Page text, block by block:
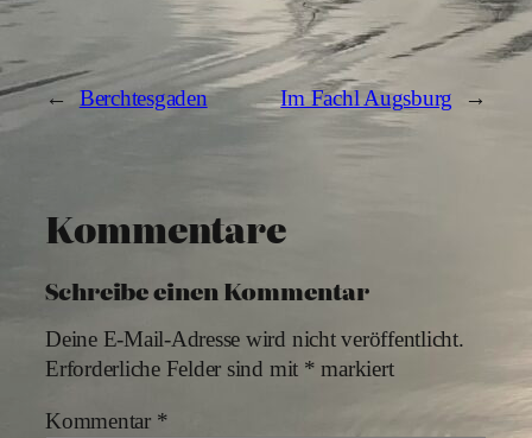
← Berchtesgaden Im Fachl Augsburg →
Kommentare
Schreibe einen Kommentar
Deine E-Mail-Adresse wird nicht veröffentlicht.
Erforderliche Felder sind mit * markiert
Kommentar *